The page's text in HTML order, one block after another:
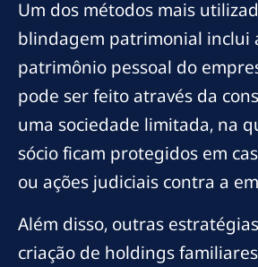
Um dos métodos mais
blindagem patrimonial inclui
patrimônio pessoal do
pode ser feito através da
uma sociedade limitada, na
sócio ficam protegidos em
ou ações judiciais contra a
Além disso, outras
criação de holdings